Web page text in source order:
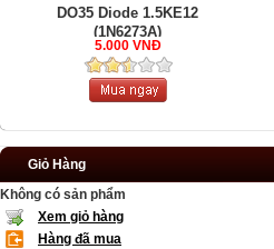
DO35 Diode 1.5KE12
(1N6273A)
5.000 VNĐ
Giỏ Hàng
Không có sản phẩm
Xem giỏ hàng
Hàng đã mua